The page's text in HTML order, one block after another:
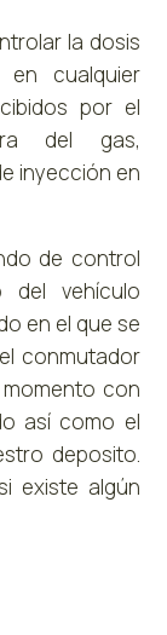
la dosis
cualquier
por el
del gas,
inyección en
de control
del vehículo
en el que se
conmutador
con
así como el
deposito.
existe algún